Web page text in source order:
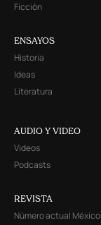
Ficción
ENSAYOS
Historia
Ideas
Literatura
AUDIO Y VIDEO
Videos
Podcasts
REVISTA
Número actual México